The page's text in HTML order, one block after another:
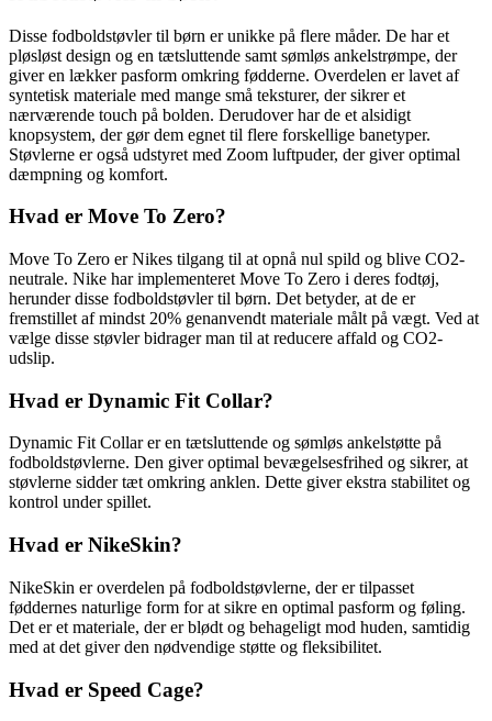
Disse fodboldstøvler til børn er unikke på flere måder. De har et
pløsløst design og en tætsluttende samt sømløs ankelstrømpe, der
giver en lækker pasform omkring fødderne. Overdelen er lavet af
syntetisk materiale med mange små teksturer, der sikrer et
nærværende touch på bolden. Derudover har de et alsidigt
knopsystem, der gør dem egnet til flere forskellige banetyper.
Støvlerne er også udstyret med Zoom luftpuder, der giver optimal
dæmpning og komfort.
Hvad er Move To Zero?
Move To Zero er Nikes tilgang til at opnå nul spild og blive CO2-
neutrale. Nike har implementeret Move To Zero i deres fodtøj,
herunder disse fodboldstøvler til børn. Det betyder, at de er
fremstillet af mindst 20% genanvendt materiale målt på vægt. Ved at
vælge disse støvler bidrager man til at reducere affald og CO2-
udslip.
Hvad er Dynamic Fit Collar?
Dynamic Fit Collar er en tætsluttende og sømløs ankelstøtte på
fodboldstøvlerne. Den giver optimal bevægelsesfrihed og sikrer, at
støvlerne sidder tæt omkring anklen. Dette giver ekstra stabilitet og
kontrol under spillet.
Hvad er NikeSkin?
NikeSkin er overdelen på fodboldstøvlerne, der er tilpasset
føddernes naturlige form for at sikre en optimal pasform og føling.
Det er et materiale, der er blødt og behageligt mod huden, samtidig
med at det giver den nødvendige støtte og fleksibilitet.
Hvad er Speed Cage?